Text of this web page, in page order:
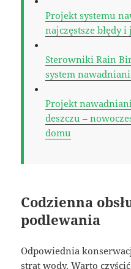
Projekt systemu
najczęstsze błędy
Sterowniki Rain
system
Projekt
deszczu –
domu
Codzienna
podlewania
Odpowiednia
strat wody. Warto